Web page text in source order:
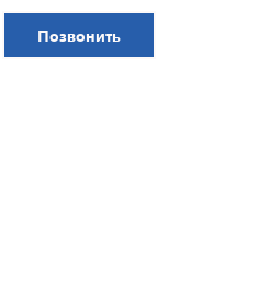
Позвонить